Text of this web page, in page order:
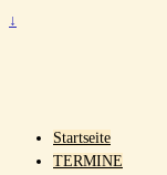
↓
Startseite
TERMINE